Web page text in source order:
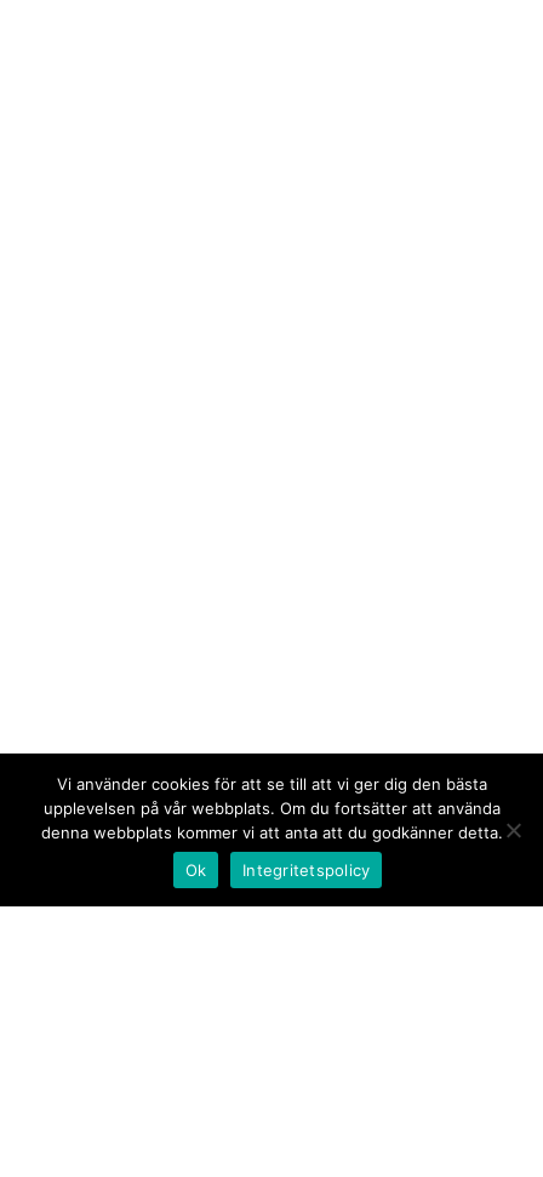
Vi använder cookies för att se till att vi ger dig den bästa
upplevelsen på vår webbplats. Om du fortsätter att använda
denna webbplats kommer vi att anta att du godkänner detta.
Ok
Integritetspolicy